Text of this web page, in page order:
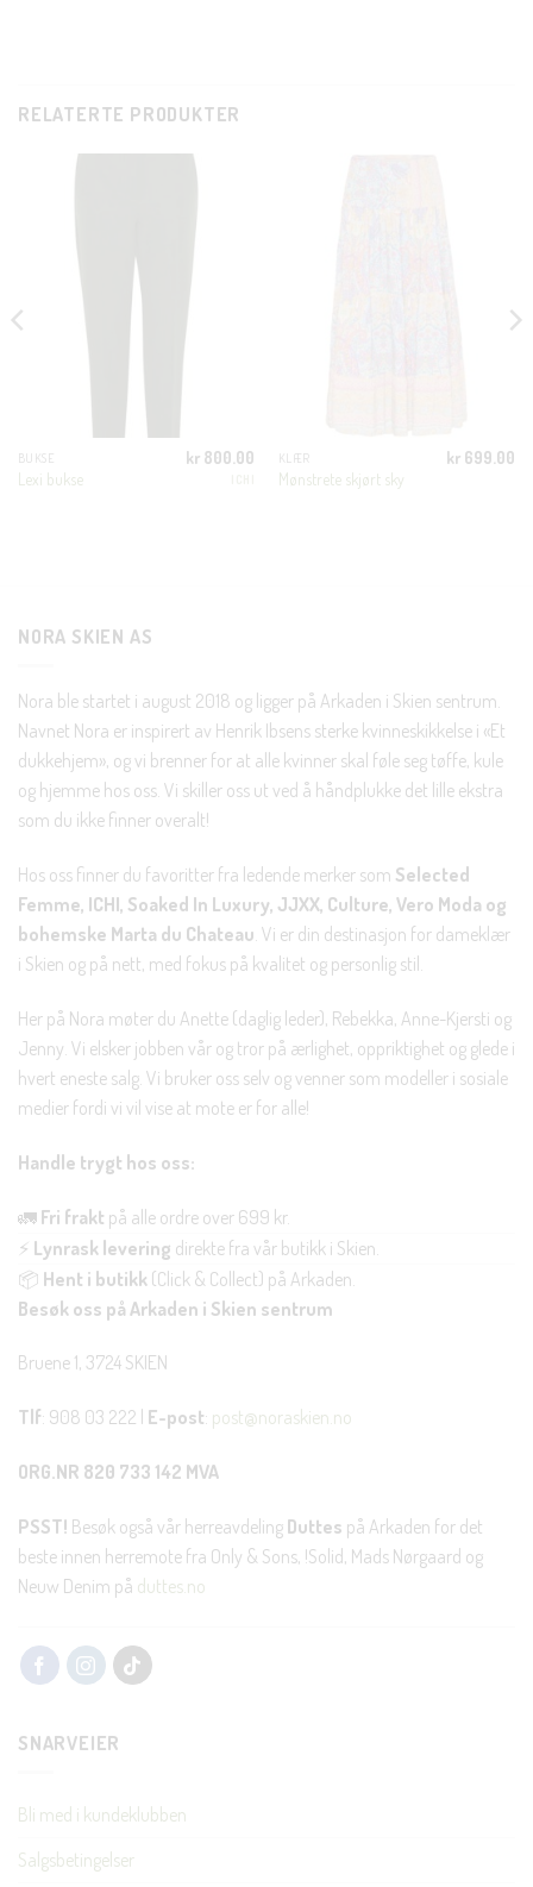
RELATERTE PRODUKTER
BUKSE
Lexi bukse
kr 800.00 KLÆR
Mønstrete skjørt sky
kr 699.00
NORA SKIEN AS
Nora ble startet i august 2018 og ligger på Arkaden i Skien sentrum.
Navnet Nora er inspirert av Henrik Ibsens sterke kvinneskikkelse i «Et
dukkehjem», og vi brenner for at alle kvinner skal føle seg tøffe, kule
og hjemme hos oss. Vi skiller oss ut ved å håndplukke det lille ekstra
som du ikke finner overalt!
Hos oss finner du favoritter fra ledende merker som Selected
Femme, ICHI, Soaked In Luxury, JJXX, Culture, Vero Moda og
bohemske Marta du Chateau. Vi er din destinasjon for dameklær
i Skien og på nett, med fokus på kvalitet og personlig stil.
Her på Nora møter du Anette (daglig leder), Rebekka, Anne-Kjersti og
Jenny. Vi elsker jobben vår og tror på ærlighet, oppriktighet og glede i
hvert eneste salg. Vi bruker oss selv og venner som modeller i sosiale
medier fordi vi vil vise at mote er for alle!
Handle trygt hos oss:
🚛 Fri frakt på alle ordre over 699 kr.
⚡ Lynrask levering direkte fra vår butikk i Skien.
📦 Hent i butikk (Click & Collect) på Arkaden.
Besøk oss på Arkaden i Skien sentrum
Bruene 1, 3724 SKIEN
Tlf: 908 03 222 | E-post: post@noraskien.no
ORG.NR 820 733 142 MVA
PSST! Besøk også vår herreavdeling Duttes på Arkaden for det
beste innen herremote fra Only & Sons, !Solid, Mads Nørgaard og
Neuw Denim på duttes.no
SNARVEIER
Bli med i kundeklubben
Salgsbetingelser
KUNDEKLUBB
Bli en del av Nora-familien i dag. Som medlem får du 10%
rabatt på din første handel og eksklusive fordeler rett i lomma.
Nei takk, Jeg er ikke interessert